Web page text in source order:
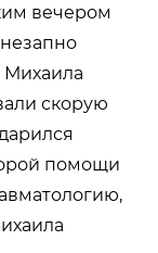
вечером
Михаила
скорую
помощи